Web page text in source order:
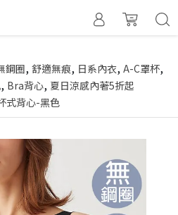
鋼圈, 舒適無痕, 日系內衣, A-C罩杯,
, Bra背心, 夏日涼感內著5折起
式背心-黑色